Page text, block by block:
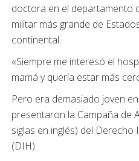
doctora en el departamento
militar más grande de
continental.
«Siempre me interesó el
mamá y quería estar más
Pero era demasiado joven
presentaron la Campaña de
siglas en inglés) del
(DIH).